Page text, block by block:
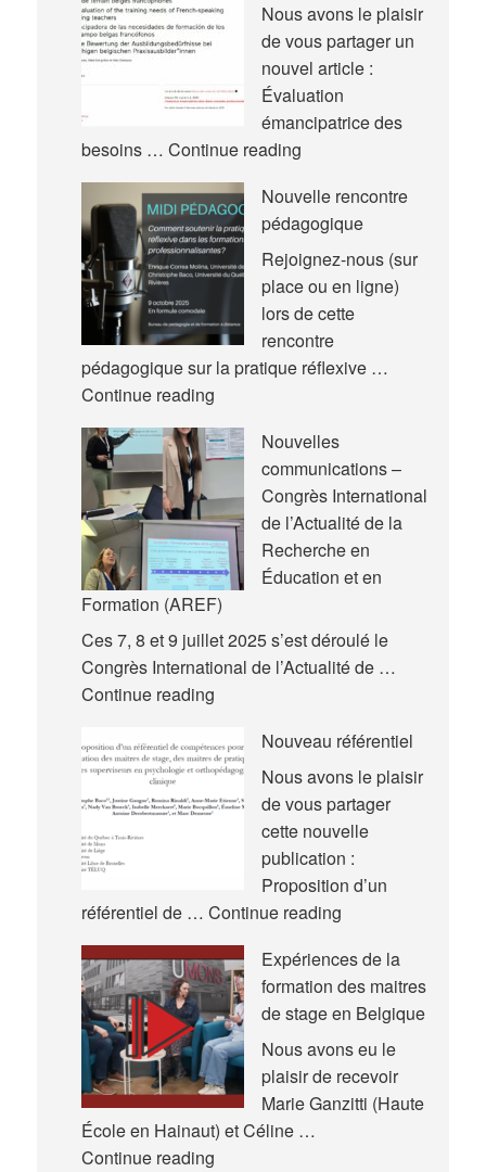
Nous avons le plaisir
de vous partager un
nouvel article :
Évaluation
émancipatrice des
besoins … Continue readingNouvel
Nouvelle rencontre
pédagogique
Rejoignez-nous (sur
place ou en ligne)
lors de cette
rencontre
pédagogique sur la pratique réflexive …
Continue readingNouvelle
pédagogique
Nouvelles
communications –
Congrès International
de l’Actualité de la
Recherche en
Éducation et en
Formation (AREF)
Ces 7, 8 et 9 juillet 2025 s’est déroulé le
Congrès International de l’Actualité de …
Continue readingNouvelles
–
Congrès
International
l’Actualité
la
en
Éducation
et
en
Formation
(AREF)
Nouveau référentiel
Nous avons le plaisir
de vous partager
cette nouvelle
publication :
Proposition d’un
référentiel de … Continue readingNouveau
Expériences de la
formation des maitres
de stage en Belgique
Nous avons eu le
plaisir de recevoir
Marie Ganzitti (Haute
École en Hainaut) et Céline …
Continue readingExpériences